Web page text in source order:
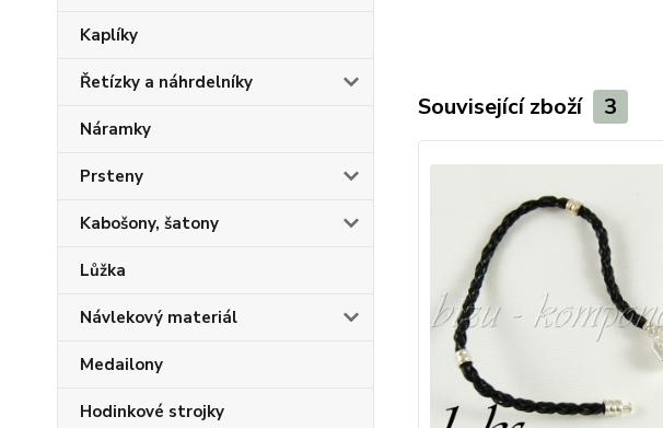
Kaplíky
Řetízky a náhrdelníky
Náramky
Prsteny
Kabošony, šatony
Lůžka
Návlekový materiál
Medailony
Hodinkové strojky
Související zboží 3